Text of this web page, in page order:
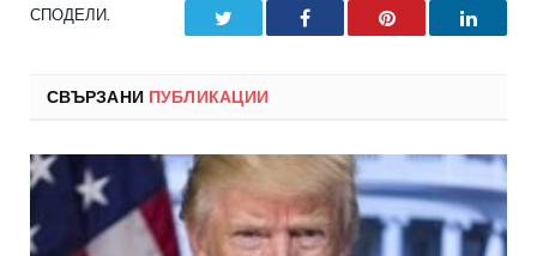
СПОДЕЛИ. Facebook Pinterest
СВЪРЗАНИ ПУБЛИКАЦИИ